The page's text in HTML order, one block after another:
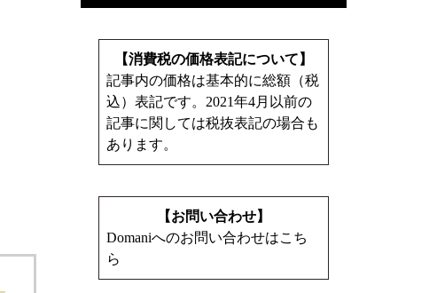
【消費税の価格表記について】
記事内の価格は基本的に総額（税
込）表記です。2021年4月以前の
記事に関しては税抜表記の場合も
あります。
【お問い合わせ】
Domaniへのお問い合わせはこち
ら